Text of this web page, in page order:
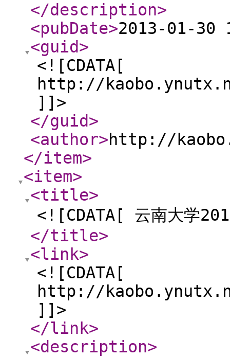
</description>
<pubDate>2013-01-30
<guid>
<![CDATA[
http://kaobo.ynutx.net/
]]>
</guid>
<author>http://
</item>
<item>
<title>
<![CDATA[ 云南大学
</title>
<link>
<![CDATA[
http://kaobo.ynutx.net/
]]>
</link>
<description>